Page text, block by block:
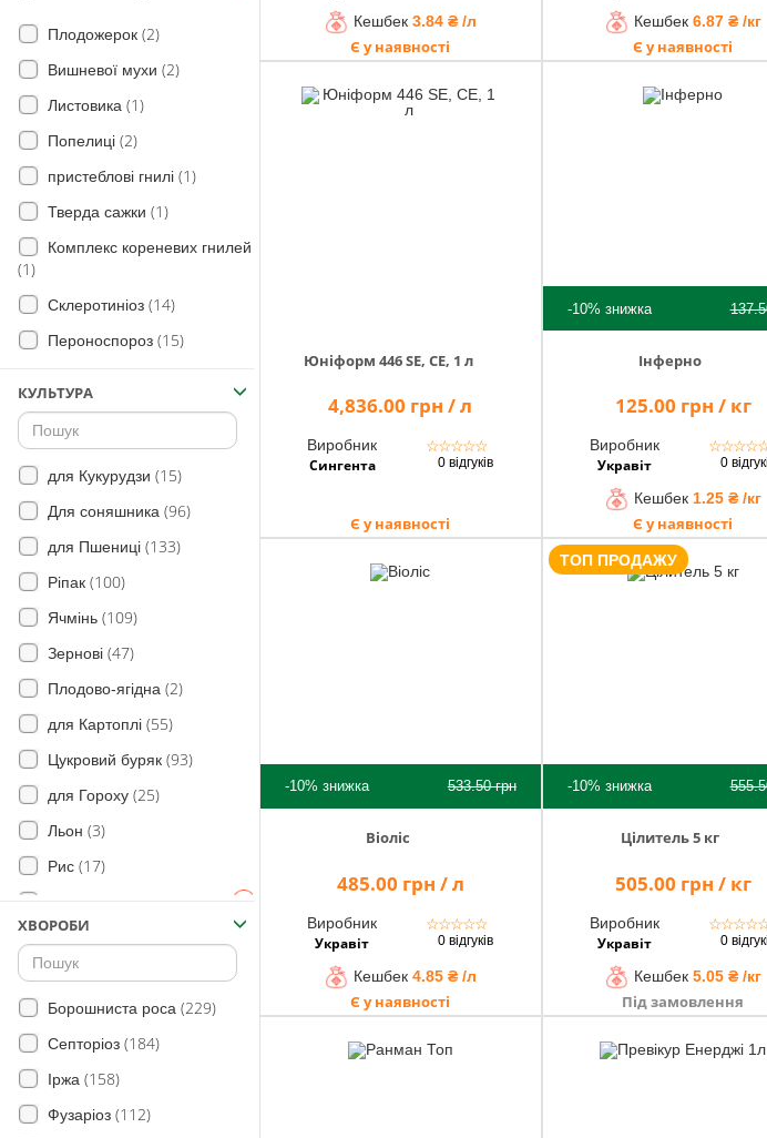
Плодожерок (2)
Вишневої мухи (2)
Листовика (1)
Попелиці (2)
пристеблові гнилі (1)
Тверда сажки (1)
Комплекс кореневих гнилей
(1)
Склеротиніоз (14)
Пероноспороз (15)
КУЛЬТУРА
для Кукурудзи (15)
Для соняшника (96)
для Пшениці (133)
Ріпак (100)
Ячмінь (109)
Зернові (47)
Плодово-ягідна (2)
для Картоплі (55)
Цукровий буряк (93)
для Гороху (25)
Льон (3)
Рис (17)
для Цибулі
Морква(6)
Овочі(55)
Плоди (30)
Яблуня(90)
ХВОРОБИ
Борошниста роса (229)
Септоріоз (184)
Іржа (158)
Фузаріоз (112)
Кешбек 3.84 ₴ /л
Є у наявності
Кешбек 6.87 ₴ /кг
Є у наявності
Юніформ 446 SE, СЕ, 1 л
4,836.00 грн / л
Виробник
Сингента
☆☆☆☆☆
0 відгуків
Є у наявності
-10% знижка
Інферно
125.00 грн / кг
Виробник
Укравіт
☆☆☆☆
0
Кешбек 1.25 ₴ /кг
Є у наявності
-10% знижка 533.50грн
Віоліс
485.00 грн / л
Виробник
Укравіт
☆☆☆☆☆
0 відгуків
Кешбек 4.85 ₴ /л
Є у наявності
ТОП ПРОДАЖУ
-10% знижка
Цілитель 5 кг
505.00 грн / кг
Виробник
Укравіт
☆☆☆☆
0
Кешбек 5.05 ₴ /кг
Під замовлення